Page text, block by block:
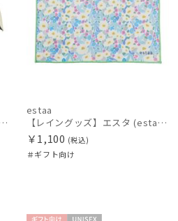
WEB限定【通学用折りたたみ日傘】キッズ日傘 プレーン 遮光100 UV100 耐風
estaa
【レイングッズ】エスタ (estaa) くっつきタオル
￥1,100 (税込)
＃ギフト向け